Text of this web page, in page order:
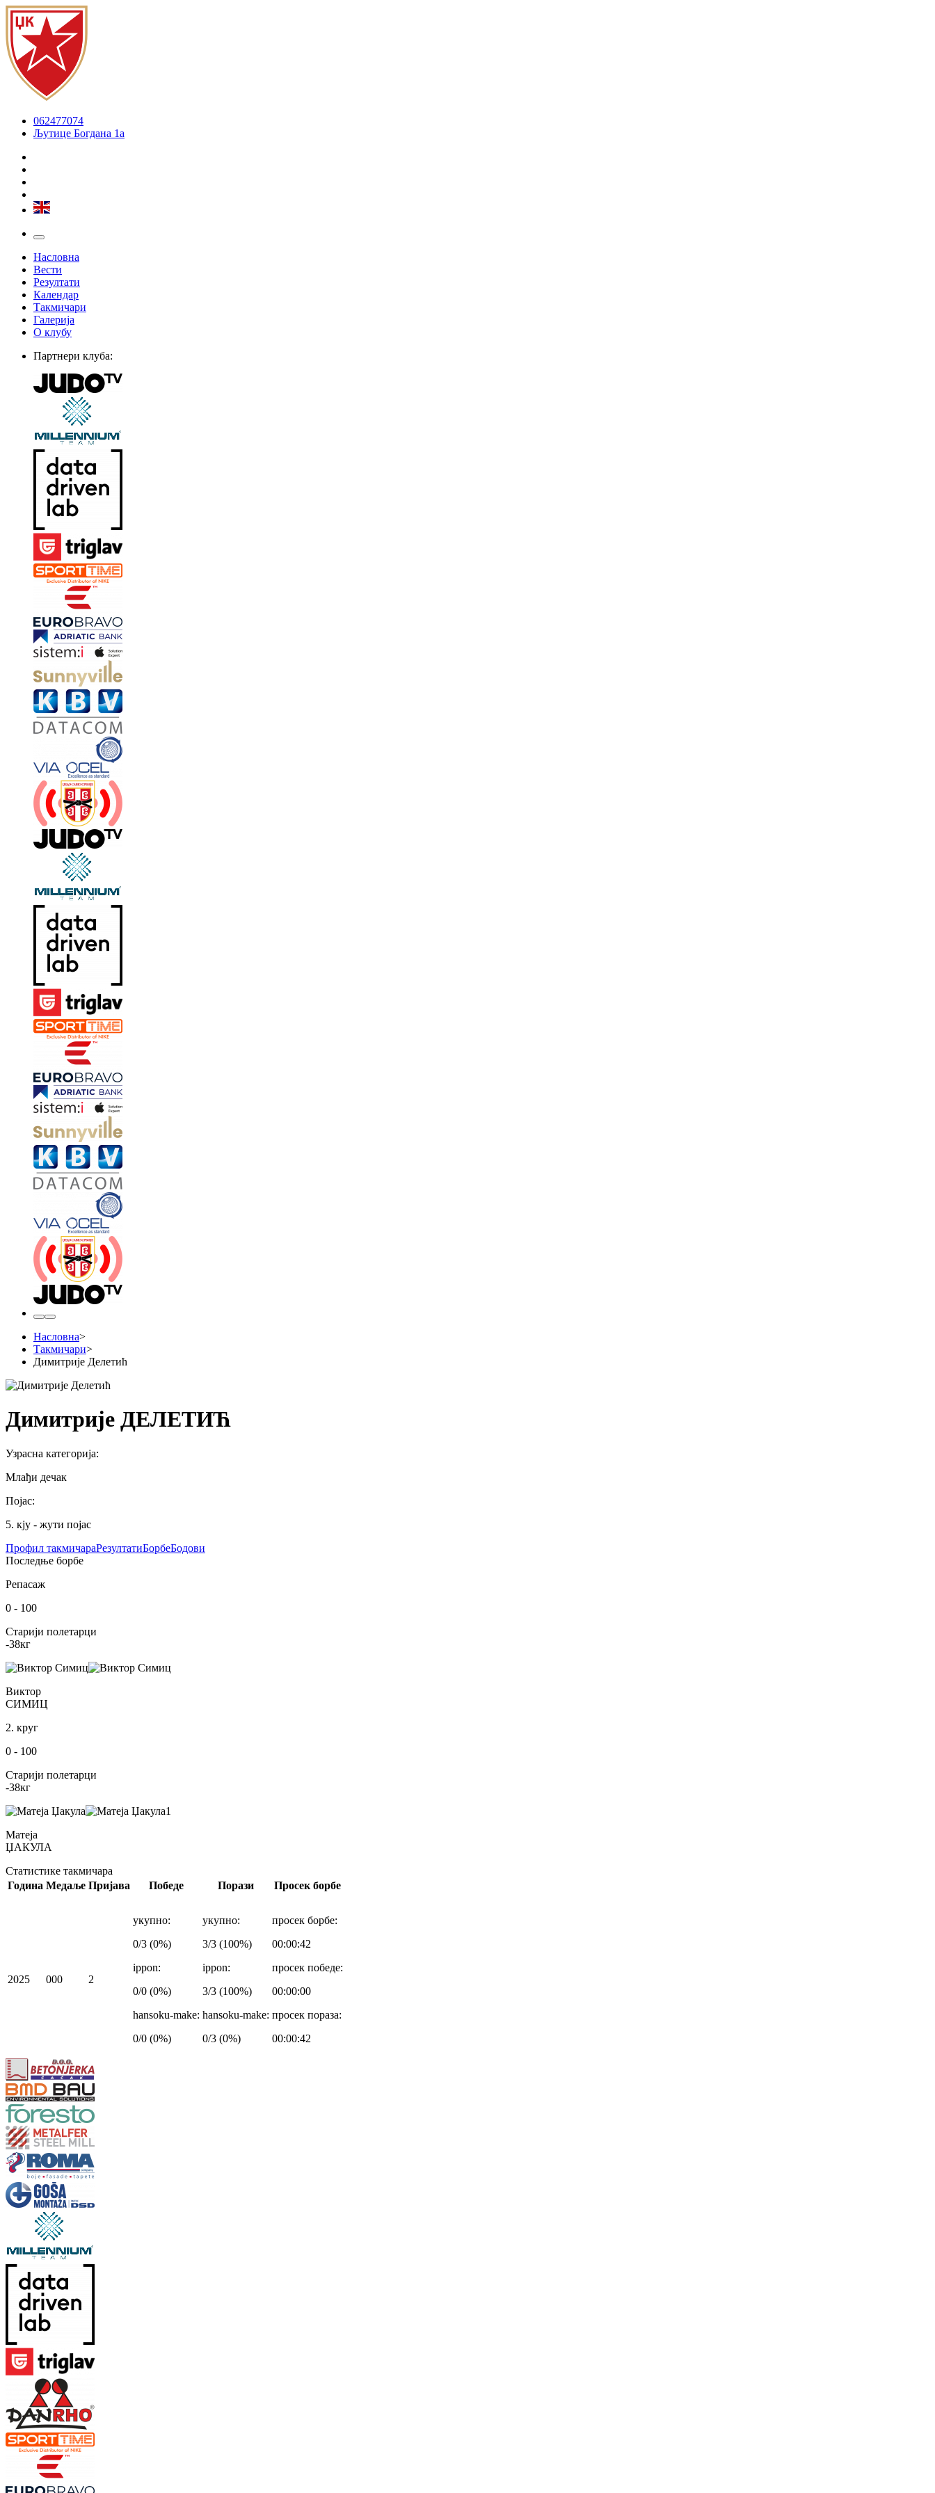
062477074
Љутице Богдана 1а
Насловна
Вести
Резултати
Календар
Такмичари
Галерија
О клубу
Партнери клуба:
Насловна>
Такмичари>
Димитрије Делетић
Димитрије ДЕЛЕТИЋ
Узрасна категорија:
Млађи дечак
Појас:
5. кју - жути појас
Профил такмичараРезултатиБорбеБодови
Последње борбе
Репасаж
0 - 100
Старији полетарци
-38кг
Виктор
СИМИЦ
2. круг
0 - 100
Старији полетарци
-38кг
1
Матеја
ЏАКУЛА
Статистике такмичара
Година Медаље Пријава Победе Порази Просек борбе
2025 000 2
укупно:
0/3 (0%)
ippon:
0/0 (0%)
hansoku-make:
0/0 (0%)
укупно:
3/3 (100%)
ippon:
3/3 (100%)
hansoku-make:
0/3 (0%)
просек борбе:
00:00:42
просек победе:
00:00:00
просек пораза:
00:00:42